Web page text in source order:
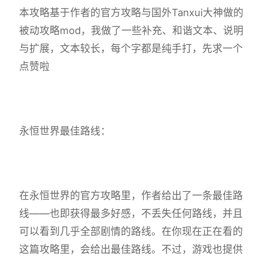
本攻略基于作者的官方攻略与国外Tanxui大神做的
被动攻略mod，我做了一些补充、和谐文本、说明
与扩展，文本较长，每个字都是纯手打，先求一个
点赞啦
永恒世界最佳路线：
在永恒世界的官方攻略里，作者给出了一条最佳路
线——也即获得最多好感，不丢失任何路线，并且
可以看到几乎全部剧情的路线。在你现在正在看的
这篇攻略里，会给出最佳路线。不过，游戏也提供